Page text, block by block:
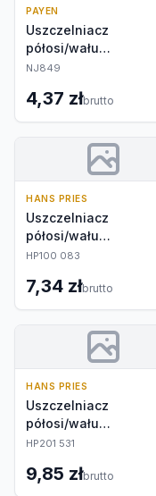
PAYEN
Uszczelniacz
półosi/wału
napędowego
NJ849
4,37 złbrutto
HANS PRIES
Uszczelniacz
półosi/wału
napędowego
HP100 083
7,34 złbrutto
HANS PRIES
Uszczelniacz
półosi/wału
napędowego
HP201 531
9,85 złbrutto